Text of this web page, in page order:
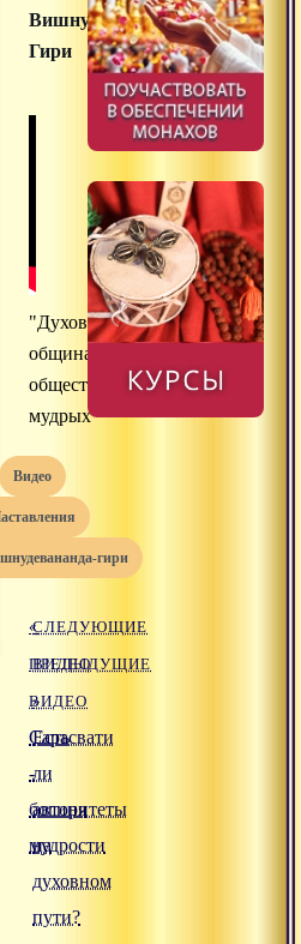
Вишнудевананда
Гири
"Духовная
община,
общество
мудрых"
видео
наставления
гири
«
ПРЕДЫДУЩИЕ
ВИДЕО
Сарасвати
-
богиня
мудрости
СЛЕДУЮЩИЕ
ВИДЕО
»
Есть
ли
авторитеты
на
духовном
пути?